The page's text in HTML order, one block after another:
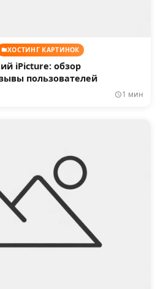
ХОСТИНГ КАРТИНОК
iPicture: обзор
пользователей
1 мин